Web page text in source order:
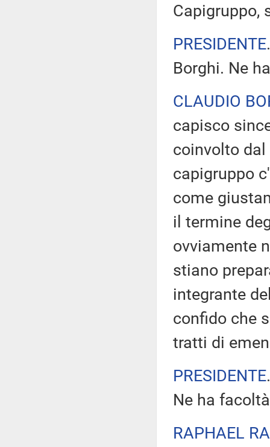
Capigruppo,
PRESIDENTE
Borghi. Ne
CLAUDIO
capisco
coinvolto dal
capigruppo
come
il termine
ovviamente
stiano
integrante
confido che
tratti di
PRESIDENTE
Ne ha
RAPHAEL